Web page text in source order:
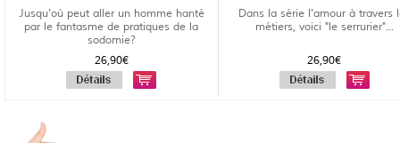
Jusqu'où peut aller un homme hanté
par le fantasme de pratiques de la
sodomie?
26,90€
Dans la série l'amour à travers
métiers, voici "le serrurier"...
26,90€